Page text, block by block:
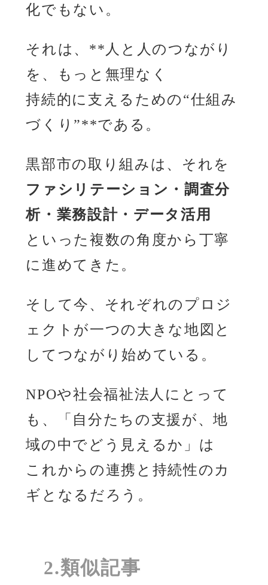
化でもない。
それは、**人と人のつながり
を、もっと無理なく
持続的に支えるための“仕組み
づくり”**である。
黒部市の取り組みは、それを
ファシリテーション・調査分
析・業務設計・データ活用
といった複数の角度から丁寧
に進めてきた。
そして今、それぞれのプロジ
ェクトが一つの大きな地図と
してつながり始めている。
NPOや社会福祉法人にとって
も、「自分たちの支援が、地
域の中でどう見えるか」は
これからの連携と持続性のカ
ギとなるだろう。
2.類似記事